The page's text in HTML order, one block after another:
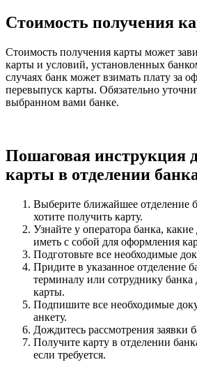
Стоимость получения
Стоимость получения карты может
карты и условий, установленных
случаях банк может взимать плату за
перевыпуск карты. Обязательно
выбранном вами банке.
Пошаговая инструкция
карты в отделении
Выберите ближайшее отделение
хотите получить карту.
Узнайте у оператора банка,
иметь с собой для оформления
Подготовьте все необходимые
Придите в указанное отделение
терминалу или сотруднику
карты.
Подпишите все необходимые
анкету.
Дождитесь рассмотрения заявки
Получите карту в отделении
если требуется.